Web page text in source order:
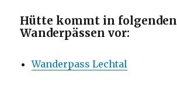
Hütte kommt in folgenden
Wanderpässen vor:
Wanderpass Lechtal